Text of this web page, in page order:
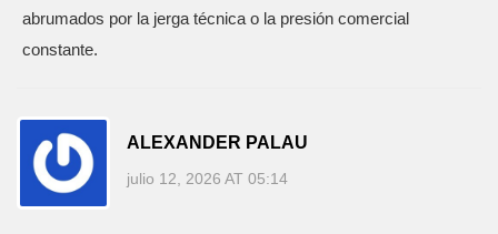
abrumados por la jerga técnica o la presión comercial
constante.
ALEXANDER PALAU
julio 12, 2026 AT 05:14